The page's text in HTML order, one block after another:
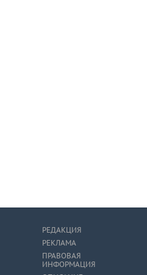
РЕДАКЦИЯ
РЕКЛАМА
ПРАВОВАЯ
ИНФОРМАЦИЯ